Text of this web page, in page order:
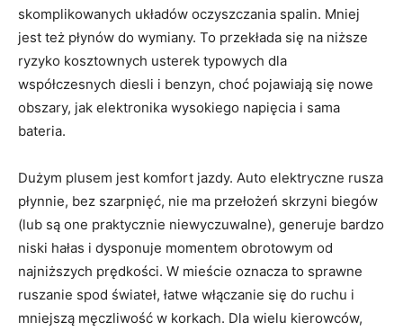
skomplikowanych układów oczyszczania spalin. Mniej
jest też płynów do wymiany. To przekłada się na niższe
ryzyko kosztownych usterek typowych dla
współczesnych diesli i benzyn, choć pojawiają się nowe
obszary, jak elektronika wysokiego napięcia i sama
bateria.
Dużym plusem jest komfort jazdy. Auto elektryczne rusza
płynnie, bez szarpnięć, nie ma przełożeń skrzyni biegów
(lub są one praktycznie niewyczuwalne), generuje bardzo
niski hałas i dysponuje momentem obrotowym od
najniższych prędkości. W mieście oznacza to sprawne
ruszanie spod świateł, łatwe włączanie się do ruchu i
mniejszą męczliwość w korkach. Dla wielu kierowców,